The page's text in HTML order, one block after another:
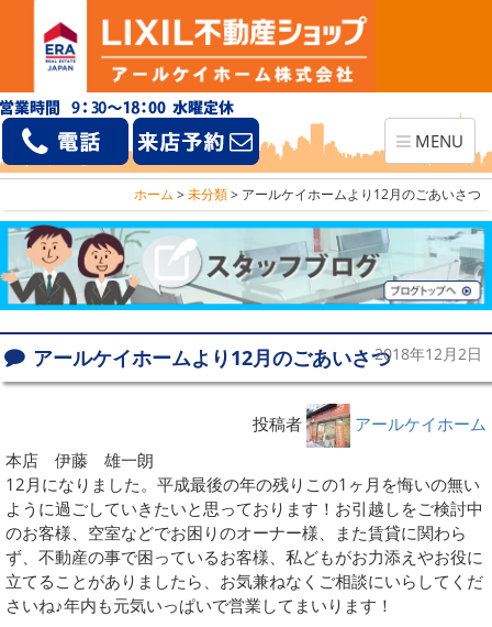
Toggle
navigation
MENU
ホーム >未分類> アールケイホームより12月のごあいさつ
アールケイホームより12月のごあいさつ2018年12月2日
投稿者
アールケイホーム
本店 伊藤 雄一朗
12月になりました。平成最後の年の残りこの1ヶ月を悔いの無い
ように過ごしていきたいと思っております！お引越しをご検討中
のお客様、空室などでお困りのオーナー様、また賃貸に関わら
ず、不動産の事で困っているお客様、私どもがお力添えやお役に
立てることがありましたら、お気兼ねなくご相談にいらしてくだ
さいね♪年内も元気いっぱいで営業してまいります！